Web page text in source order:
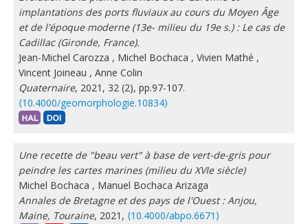
implantations des ports fluviaux au cours du Moyen Âge
et de l'époque moderne (13e- milieu du 19e s.) : Le cas de
Cadillac (Gironde, France).
Jean-Michel Carozza , Michel Bochaca , Vivien Mathé ,
Vincent Joineau , Anne Colin
Quaternaire, 2021, 32 (2), pp.97-107.
⟨10.4000/geomorphologie.10834⟩
Une recette de "beau vert" à base de vert-de-gris pour
peindre les cartes marines (milieu du XVIe siècle)
Michel Bochaca , Manuel Bochaca Arizaga
Annales de Bretagne et des pays de l'Ouest : Anjou,
Maine, Touraine, 2021, ⟨10.4000/abpo.6671⟩